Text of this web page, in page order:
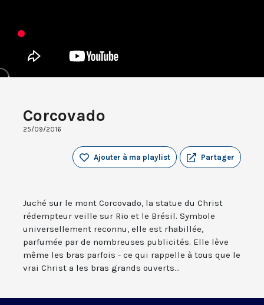
Corcovado
25/09/2016
Partager
Ajouter à ma playlist
Juché sur le mont Corcovado, la statue du Christ
rédempteur veille sur Rio et le Brésil. Symbole
universellement reconnu, elle est rhabillée,
parfumée par de nombreuses publicités. Elle lève
même les bras parfois - ce qui rappelle à tous que le
vrai Christ a les bras grands ouverts...